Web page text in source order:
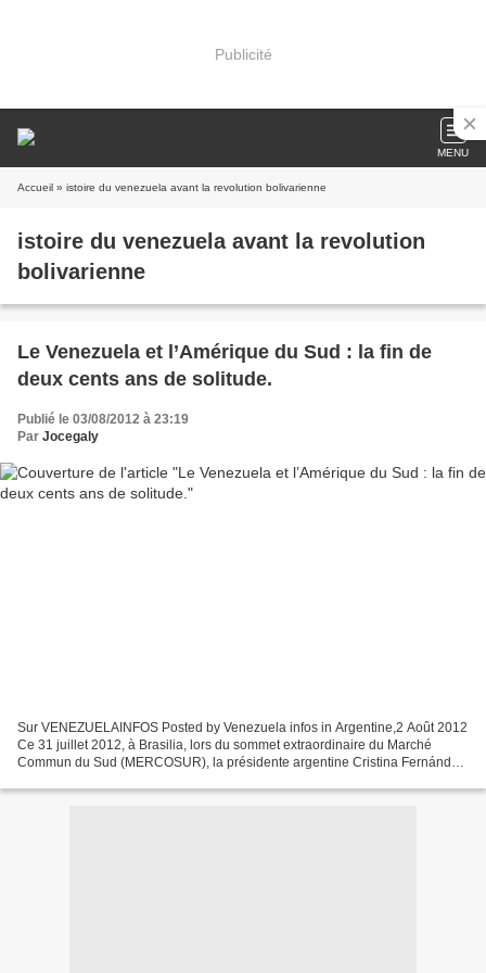
Publicité
MENU
Accueil » istoire du venezuela avant la revolution bolivarienne
istoire du venezuela avant la revolution
bolivarienne
Le Venezuela et l’Amérique du Sud : la fin de
deux cents ans de solitude.
Publié le 03/08/2012 à 23:19
Par Jocegaly
Sur VENEZUELAINFOS Posted by Venezuela infos in Argentine,2 Août 2012
Ce 31 juillet 2012, à Brasilia, lors du sommet extraordinaire du Marché
Commun du Sud (MERCOSUR), la présidente argentine Cristina Fernández,